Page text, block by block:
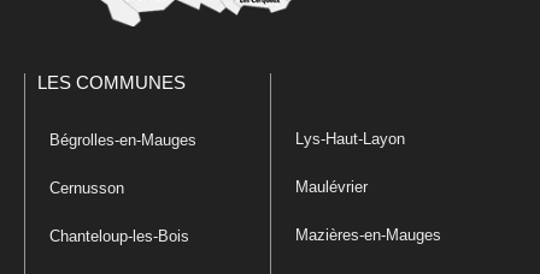
LES COMMUNES
Bégrolles-en-Mauges
Cernusson
Chanteloup-les-Bois
Lys-Haut-Layon
Maulévrier
Mazières-en-Mauges